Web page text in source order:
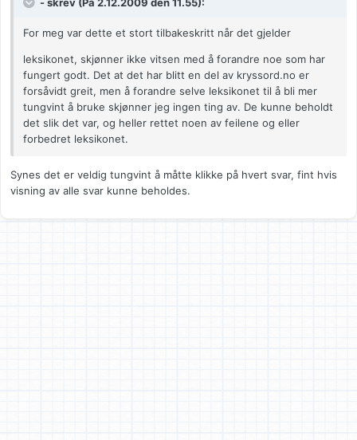
- skrev (På 2.12.2009 den 11.55):
For meg var dette et stort tilbakeskritt når det gjelder
leksikonet, skjønner ikke vitsen med å forandre noe som har
fungert godt. Det at det har blitt en del av kryssord.no er
forsåvidt greit, men å forandre selve leksikonet til å bli mer
tungvint å bruke skjønner jeg ingen ting av. De kunne beholdt
det slik det var, og heller rettet noen av feilene og eller
forbedret leksikonet.
Synes det er veldig tungvint å måtte klikke på hvert svar, fint hvis
visning av alle svar kunne beholdes.